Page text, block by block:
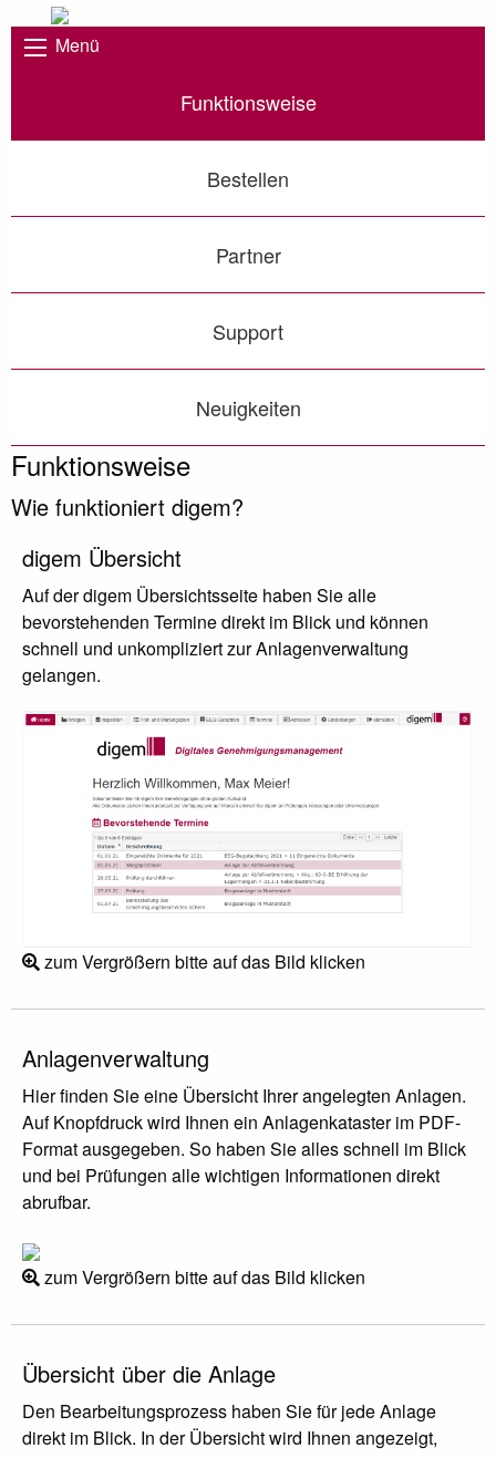
Menü
Funktionsweise
Bestellen
Partner
Support
Neuigkeiten
Funktionsweise
Wie funktioniert digem?
digem Übersicht
Auf der digem Übersichtsseite haben Sie alle
bevorstehenden Termine direkt im Blick und können
schnell und unkompliziert zur Anlagenverwaltung
gelangen.
zum Vergrößern bitte auf das Bild klicken
Anlagenverwaltung
Hier finden Sie eine Übersicht Ihrer angelegten Anlagen.
Auf Knopfdruck wird Ihnen ein Anlagenkataster im PDF-
Format ausgegeben. So haben Sie alles schnell im Blick
und bei Prüfungen alle wichtigen Informationen direkt
abrufbar.
zum Vergrößern bitte auf das Bild klicken
Übersicht über die Anlage
Den Bearbeitungsprozess haben Sie für jede Anlage
direkt im Blick. In der Übersicht wird Ihnen angezeigt,